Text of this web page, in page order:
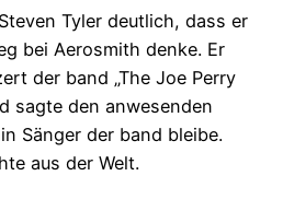
Tyler deutlich, dass er
bei Aerosmith denke. Er
der band „The Joe Perry
sagte den anwesenden
Sänger der band bleibe.
aus der Welt.